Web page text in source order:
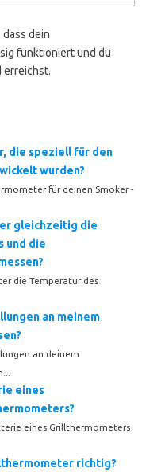
dein
funktioniert und du
erreichst.
die speziell für den
wurden?
für deinen Smoker -
gleichzeitig die
und die
die Temperatur des
an meinem
an deinem
eines
eines Grillthermometers
richtig?